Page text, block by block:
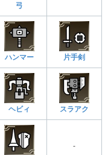
弓
ハンマー 片手剣
ヘビィ スラアク
-